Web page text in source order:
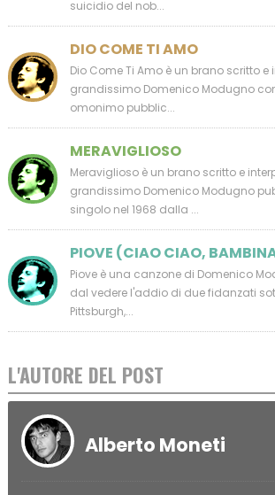
suicidio del nob...
DIO COME TI AMO
Dio Come Ti Amo è un brano scritto e
grandissimo Domenico Modugno
omonimo pubblic...
MERAVIGLIOSO
Meraviglioso è un brano scritto e
grandissimo Domenico Modugno
singolo nel 1968 dalla ...
PIOVE (CIAO CIAO,
Piove è una canzone di Domenico
dal vedere l'addio di due fidanzati
Pittsburgh,...
L'AUTORE DEL POST
Alberto Moneti